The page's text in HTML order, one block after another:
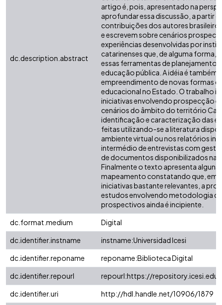
dc.description.abstract
artigo é, pois, apresentado na
aprofundar essa discussão, a partir
contribuições dos autores
e escrevem sobre cenários
experiências desenvolvidas por
catarinenses que, de alguma forma,
essas ferramentas de planejamento
educação pública. A idéia é também
empreendimento de novas formas
educacional no Estado. O trabalho
iniciativas envolvendo prospecção
cenários do âmbito do território
identificação e caracterização das
feitas utilizando-se a literatura
ambiente virtual ou nos relatórios
intermédio de entrevistas com
de documentos disponibilizados na
Finalmente o texto apresenta
mapeamento constatando que,
iniciativas bastante relevantes, a
estudos envolvendo metodologia
prospectivos ainda é incipiente.
dc.format.medium
Digital
dc.identifier.instname
instname:Universidad Icesi
dc.identifier.reponame
reponame:Biblioteca Digital
dc.identifier.repourl
repourl:https://
dc.identifier.uri
http://hdl.handle.net/10906/1879